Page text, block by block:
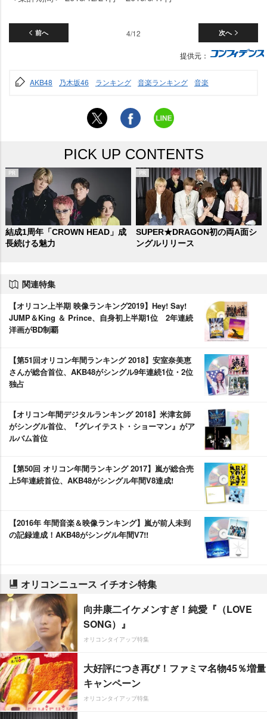
前へ 次へ
4/12
提供元：
AKB48 乃木坂46 ランキング 音楽ランキング 音楽
PICK UP CONTENTS
結成1周年「CROWN HEAD」成
長続ける魅力
SUPER★DRAGON初の両A面シ
ングルリリース
関連特集
【オリコン上半期 映像ランキング2019】Hey! Say!
JUMP＆King ＆ Prince、自身初上半期1位 2年連続
洋画がBD制覇
【第51回オリコン年間ランキング 2018】安室奈美恵
さんが総合首位、AKB48がシングル9年連続1位・2位
独占
【オリコン年間デジタルランキング 2018】米津玄師
がシングル首位、『グレイテスト・ショーマン』がア
ルバム首位
【第50回 オリコン年間ランキング 2017】嵐が総合売
上5年連続首位、AKB48がシングル年間V8達成!
【2016年 年間音楽＆映像ランキング】嵐が前人未到
の記録達成！AKB48がシングル年間V7!!
オリコンニュース イチオシ特集
向井康二イケメンすぎ！純愛『（LOVE
SONG）』
オリコンタイアップ特集
大好評につき再び！ファミマ名物45％増量
キャンペーン
オリコンタイアップ特集